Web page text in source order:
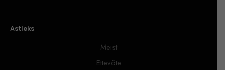
Astieks
Meist
Ettevõte